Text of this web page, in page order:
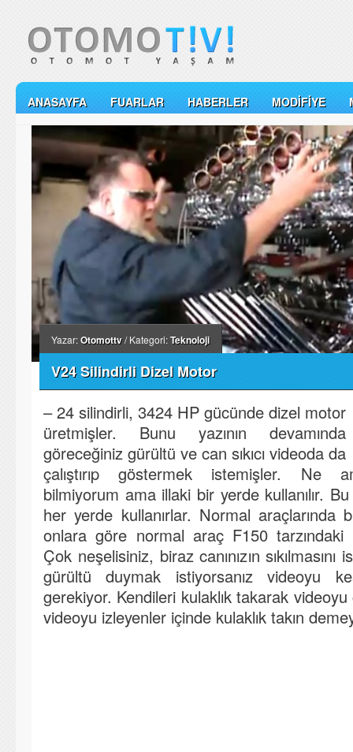
ANASAYFA FUARLAR HABERLER MODIFIYE
Yazar:Otomottv/ Kategori:Teknoloji
V24 Silindirli Dizel Motor
– 24 silindirli, 3424 HP gücünde dizel motor
üretmişler. Bunu yazının devamında
göreceğiniz gürültü ve can sıkıcı videoda da
çalıştırıp göstermek istemişler. Ne
bilmiyorum ama illaki bir yerde kullanılır.
her yerde kullanırlar. Normal araçlarında
onlara göre normal araç F150 tarzındaki
Çok neşelisiniz, biraz canınızın sıkılmasını
gürültü duymak istiyorsanız videoyu
gerekiyor. Kendileri kulaklık takarak
videoyu izleyenler içinde kulaklık takın